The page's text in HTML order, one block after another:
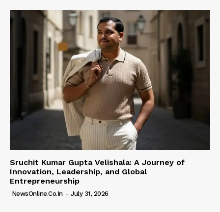
Sruchit Kumar Gupta Velishala: A Journey of
Innovation, Leadership, and Global
Entrepreneurship
NewsOnline.co.in - July 31, 2026